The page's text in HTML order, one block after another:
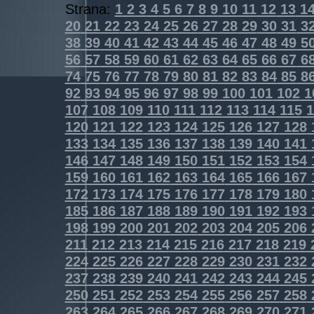
Strana: 12345678910111213
202122232425262728293031
383940414243444546474849
565758596061626364656667
747576777879808182838485
9293949596979899100101102
107108109110111112113114115
120121122123124125126127128
133134135136137138139140141
146147148149150151152153154
159160161162163164165166167
172173174175176177178179180
185186187188189190191192193
198199200201202203204205206
211212213214215216217218219
224225226227228229230231232
237238239240241242243244245
250251252253254255256257258